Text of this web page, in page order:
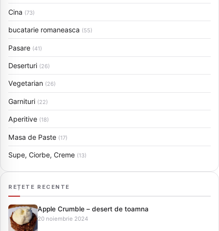
Cina (73)
bucatarie romaneasca (55)
Pasare (41)
Deserturi (26)
Vegetarian (26)
Garnituri (22)
Aperitive (18)
Masa de Paste (17)
Supe, Ciorbe, Creme (13)
REȚETE RECENTE
Apple Crumble – desert de toamna
20 noiembrie 2024